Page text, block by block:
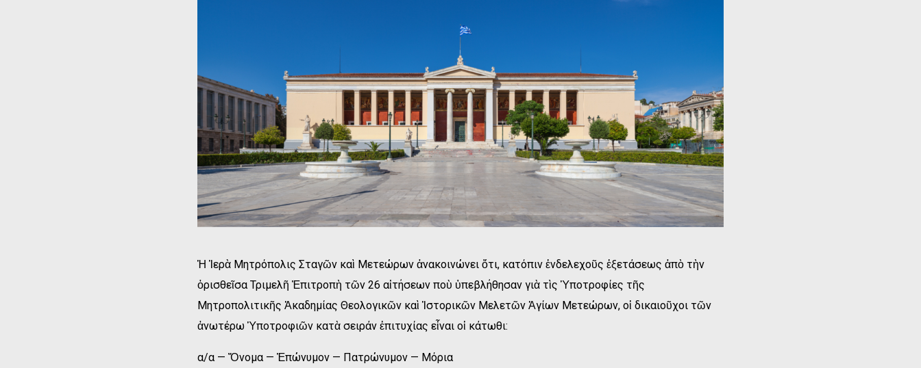
Ἡ Ἱερὰ Μητρόπολις Σταγῶν καὶ Μετεώρων ἀνακοινώνει ὅτι, κατόπιν ἐνδελεχοῦς ἐξετάσεως ἀπὸ τὴν
ὁρισθεῖσα Τριμελῆ Ἐπιτροπὴ τῶν 26 αἰτήσεων ποὺ ὑπεβλήθησαν γιὰ τὶς Ὑποτροφίες τῆς
Μητροπολιτικῆς Ἀκαδημίας Θεολογικῶν καὶ Ἱστορικῶν Μελετῶν Ἁγίων Μετεώρων, οἱ δικαιοῦχοι τῶν
ἀνωτέρω Ὑποτροφιῶν κατὰ σειράν ἐπιτυχίας εἶναι οἱ κάτωθι:
α/α — Ὄνομα — Ἐπώνυμον — Πατρώνυμον — Μόρια